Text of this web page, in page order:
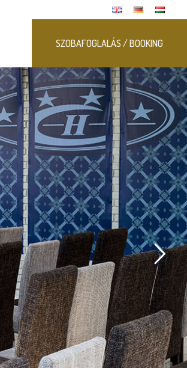
SZOBAFOGLALÁS / BOOKING